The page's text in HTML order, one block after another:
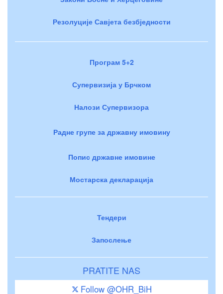
Резолуције Савјета безбједности
Програм 5+2
Супервизија у Брчком
Налози Супервизора
Радне групе за државну имовину
Попис државне имовине
Мостарска декларација
Тендери
Запослење
PRATITE NAS
Follow @OHR_BiH